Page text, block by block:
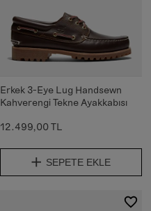
Erkek 3-Eye Lug Handsewn
Kahverengi Tekne Ayakkabısı
12.499,00 TL
SEPETE EKLE